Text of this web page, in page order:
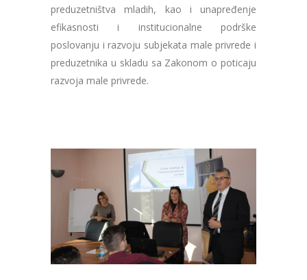
preduzetništva mladih, kao i unapređenje
efikasnosti i institucionalne podrške
poslovanju i razvoju subjekata male privrede i
preduzetnika u skladu sa Zakonom o poticaju
razvoja male privrede.